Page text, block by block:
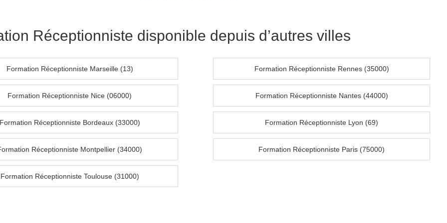
Réceptionniste disponible depuis d’autres villes
Formation Réceptionniste Marseille (13)
Formation Réceptionniste Nice (06000)
Formation Réceptionniste Bordeaux (33000)
Réceptionniste Montpellier (34000)
Formation Réceptionniste Toulouse (31000)
Formation Réceptionniste Rennes (35000)
Formation Réceptionniste Nantes (44000)
Formation Réceptionniste Lyon (69)
Formation Réceptionniste Paris (75000)